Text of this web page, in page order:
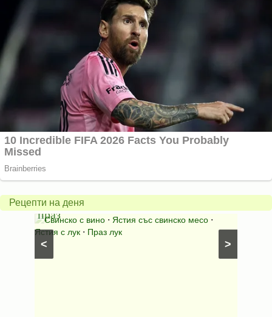
Рецепти на деня
>
<
Свинско
с
праз
Свинско с вино ⋅ Ястия със свинско месо ⋅
Ястия с лук ⋅ Праз лук
с
яйца